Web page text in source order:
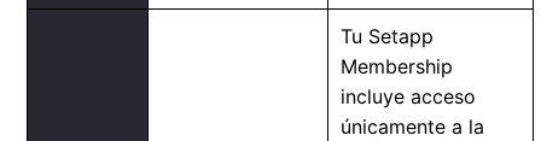
Tu Setapp
Membership
incluye acceso
únicamente a la